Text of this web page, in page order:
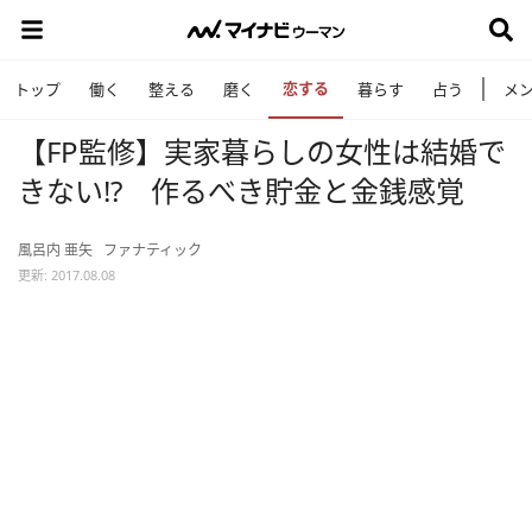
トップ 働く 整える 磨く 恋する 暮らす 占う メ
【FP監修】実家暮らしの女性は結婚で
きない!? 作るべき貯金と金銭感覚
風呂内 亜矢 ファナティック
更新: 2017.08.08